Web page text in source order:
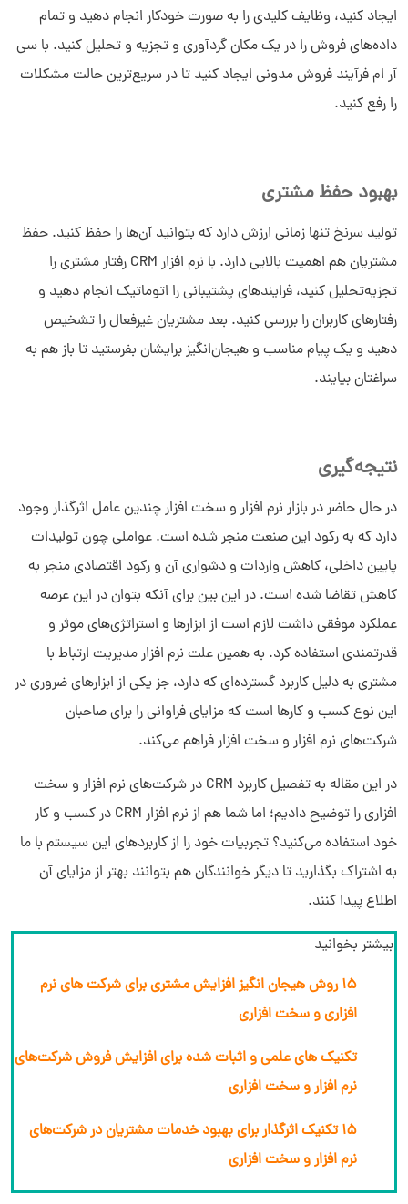
ایجاد کنید، وظایف کلیدی را به صورت خودکار انجام دهید و تمام
داده‌های فروش را در یک مکان گردآوری و تجزیه و تحلیل کنید. با سی
آر ام فرآیند فروش مدونی ایجاد کنید تا در سریع‌ترین حالت مشکلات
را رفع کنید.
بهبود حفظ مشتری
تولید سرنخ تنها زمانی ارزش دارد که بتوانید آن‌ها را حفظ کنید. حفظ
مشتریان هم اهمیت بالایی دارد. با نرم افزار CRM رفتار مشتری را
تجزیه‌تحلیل کنید، فرایندهای پشتیبانی را اتوماتیک انجام دهید و
رفتارهای کاربران را بررسی کنید. بعد مشتریان غیرفعال را تشخیص
دهید و یک پیام مناسب و هیجان‌انگیز برایشان بفرستید تا باز هم به
سراغتان بیایند.
نتیجه‌گیری
در حال حاضر در بازار نرم افزار و سخت افزار چندین عامل اثرگذار وجود
دارد که به رکود این صنعت منجر شده است. عواملی چون تولیدات
پایین داخلی، کاهش واردات و دشواری آن و رکود اقتصادی منجر به
کاهش تقاضا شده است. در این بین برای آنکه بتوان در این عرصه
عملکرد موفقی داشت لازم است از ابزارها و استراتژی‌های موثر و
قدرتمندی استفاده کرد. به همین علت نرم افزار مدیریت ارتباط با
مشتری به دلیل کاربرد گسترده‌ای که دارد، جز یکی از ابزارهای ضروری در
این نوع کسب و کارها است که مزایای فراوانی را برای صاحبان
شرکت‌های نرم افزار و سخت افزار فراهم می‌کند.
در این مقاله به تفصیل کاربرد CRM در شرکت‌های نرم افزار و سخت
افزاری را توضیح دادیم؛ اما شما هم از نرم افزار CRM در کسب و کار
خود استفاده می‌کنید؟ تجربیات خود را از کاربردهای این سیستم با ما
به اشتراک بگذارید تا دیگر خوانندگان هم بتوانند بهتر از مزایای آن
اطلاع پیدا کنند.
بیشتر بخوانید
15 روش هیجان انگیز افزایش مشتری برای شرکت های نرم
افزاری و سخت افزاری
تکنیک های علمی و اثبات شده برای افزایش فروش شرکت‌های
نرم افزار و سخت افزاری
15 تکنیک اثرگذار برای بهبود خدمات مشتریان در شرکت‌های
نرم افزار و سخت افزاری